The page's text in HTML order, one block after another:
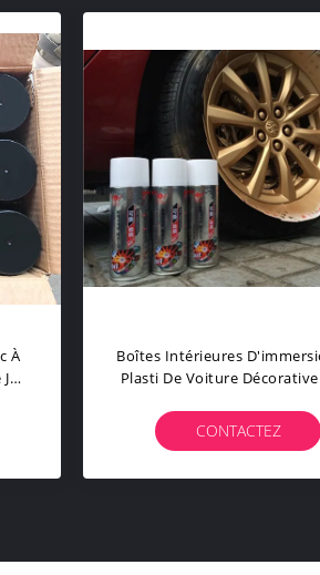
À
Boîtes Intérieures
Plasti De Voiture
CONTACTEZ